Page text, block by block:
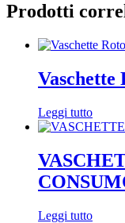
Prodotti
Vaschette
Leggi tutto
Leggi tutto